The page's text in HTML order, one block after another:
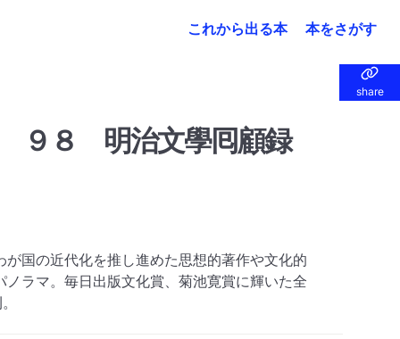
これから出る本 本をさがす
share
share
９８ 明治文學囘顧録
国の近代化を推し進めた思想的著作や文化的
ラマ。毎日出版文化賞、菊池寛賞に輝いた全